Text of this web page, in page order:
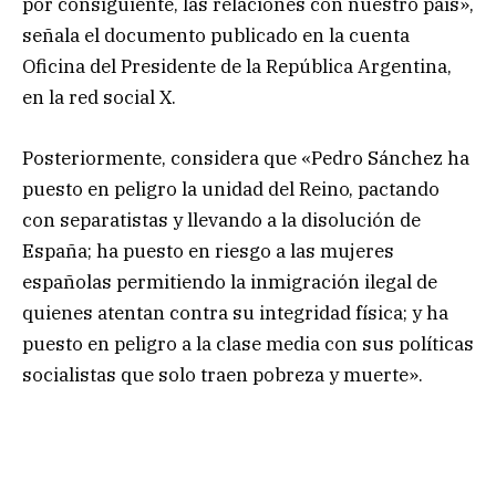
por consiguiente, las relaciones con nuestro país»,
señala el documento publicado en la cuenta
Oficina del Presidente de la República Argentina,
en la red social X.
Posteriormente, considera que «Pedro Sánchez ha
puesto en peligro la unidad del Reino, pactando
con separatistas y llevando a la disolución de
España; ha puesto en riesgo a las mujeres
españolas permitiendo la inmigración ilegal de
quienes atentan contra su integridad física; y ha
puesto en peligro a la clase media con sus políticas
socialistas que solo traen pobreza y muerte».